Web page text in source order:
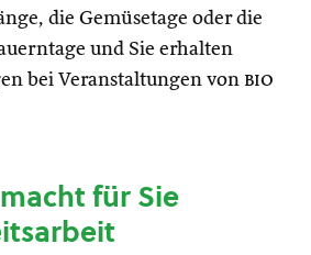
die Gemüsetage oder die
und Sie erhalten
bei Veranstaltungen von bio
macht für Sie